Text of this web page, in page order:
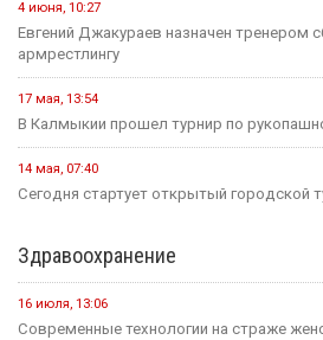
4 июня, 10:27
Евгений Джакураев назначен тренером
армрестлингу
17 мая, 13:54
В Калмыкии прошел турнир по
14 мая, 07:40
Сегодня стартует открытый городской
Здравоохранение
16 июля, 13:06
Современные технологии на страже